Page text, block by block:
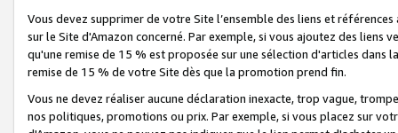
Vous devez supprimer de votre Site l’ensemble des liens et
sur le Site d'Amazon concerné. Par exemple, si vous ajoutez des
qu'une remise de 15 % est proposée sur une sélection d'articles
remise de 15 % de votre Site dès que la promotion prend fin.
Vous ne devez réaliser aucune déclaration inexacte, trop vague,
nos politiques, promotions ou prix. Par exemple, si vous placez sur